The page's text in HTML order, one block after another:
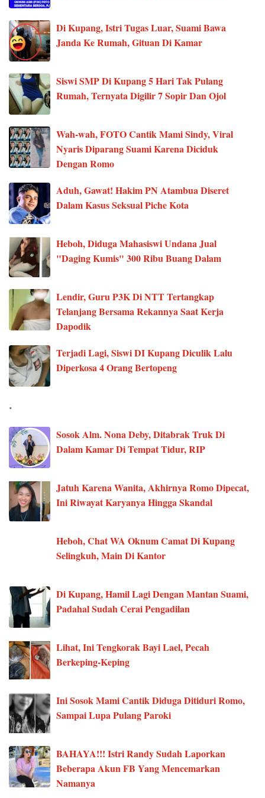
Di Kupang, Istri Tugas Luar, Suami Bawa
Janda Ke Rumah, Gituan Di Kamar
Siswi SMP Di Kupang 5 Hari Tak Pulang
Rumah, Ternyata Digilir 7 Sopir Dan Ojol
Wah-wah, FOTO Cantik Mami Sindy, Viral
Nyaris Diparang Suami Karena Diciduk
Dengan Romo
Aduh, Gawat! Hakim PN Atambua Diseret
Dalam Kasus Seksual Piche Kota
Heboh, Diduga Mahasiswi Undana Jual
"Daging Kumis" 300 Ribu Buang Dalam
Lendir, Guru P3K Di NTT Tertangkap
Telanjang Bersama Rekannya Saat Kerja
Dapodik
Terjadi Lagi, Siswi DI Kupang Diculik Lalu
Diperkosa 4 Orang Bertopeng
.
Sosok Alm. Nona Deby, Ditabrak Truk Di
Dalam Kamar Di Tempat Tidur, RIP
Jatuh Karena Wanita, Akhirnya Romo Dipecat,
Ini Riwayat Karyanya Hingga Skandal
Heboh, Chat WA Oknum Camat Di Kupang
Selingkuh, Main Di Kantor
Di Kupang, Hamil Lagi Dengan Mantan Suami,
Padahal Sudah Cerai Pengadilan
Lihat, Ini Tengkorak Bayi Lael, Pecah
Berkeping-Keping
Ini Sosok Mami Cantik Diduga Ditiduri Romo,
Sampai Lupa Pulang Paroki
BAHAYA!!! Istri Randy Sudah Laporkan
Beberapa Akun FB Yang Mencemarkan
Namanya